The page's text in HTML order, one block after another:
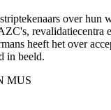
over hun
revalidatiecentra
heeft het over
in beeld.
MUS